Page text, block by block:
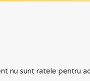
nu sunt ratele pentru